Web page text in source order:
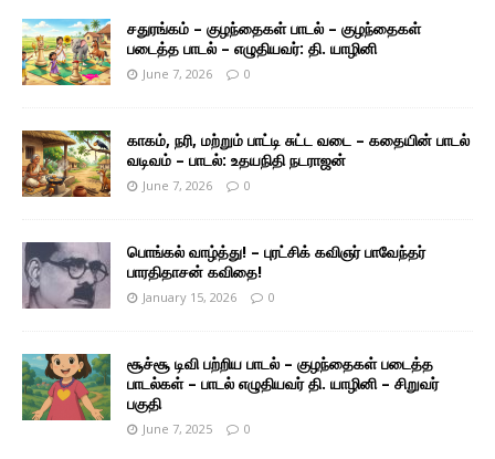
சதுரங்கம் – குழந்தைகள் பாடல் – குழந்தைகள்
படைத்த பாடல் – எழுதியவர்: தி. யாழினி
June 7, 2026 0
காகம், நரி, மற்றும் பாட்டி சுட்ட வடை – கதையின் பாடல்
வடிவம் – பாடல்: உதயநிதி நடராஜன்
June 7, 2026 0
பொங்கல் வாழ்த்து! – புரட்சிக் கவிஞர் பாவேந்தர்
பாரதிதாசன் கவிதை!
January 15, 2026 0
சூச்சூ டிவி பற்றிய பாடல் – குழந்தைகள் படைத்த
பாடல்கள் – பாடல் எழுதியவர் தி. யாழினி – சிறுவர்
பகுதி
June 7, 2025 0